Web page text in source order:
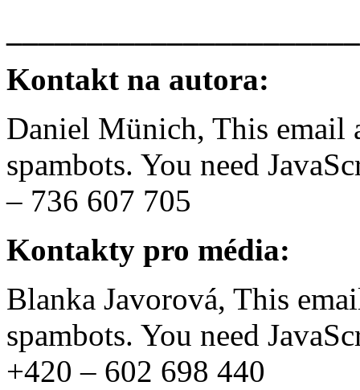
Kontakt na autora:
Daniel Münich, This email
spambots. You need
– 736 607 705
Kontakty pro média:
Blanka Javorová, This
spambots. You need
+420 – 602 698 440